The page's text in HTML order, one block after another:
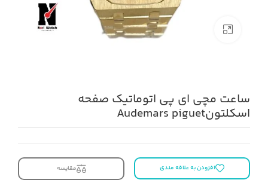
بزرگنمایی تصویر
ساعت مچی ای پی اتوماتیک صفحه
اسکلتونAudemars piguet
افزودن به علاقه مندی مقایسه